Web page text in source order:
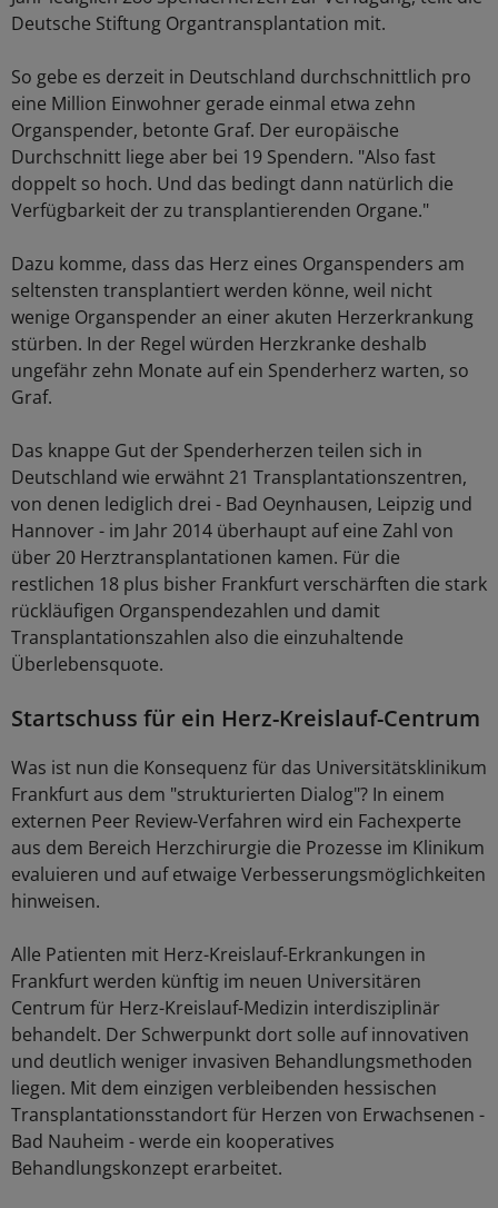
Deutsche Stiftung Organtransplantation mit.
So gebe es derzeit in Deutschland durchschnittlich pro
eine Million Einwohner gerade einmal etwa zehn
Organspender, betonte Graf. Der europäische
Durchschnitt liege aber bei 19 Spendern. "Also fast
doppelt so hoch. Und das bedingt dann natürlich die
Verfügbarkeit der zu transplantierenden Organe."
Dazu komme, dass das Herz eines Organspenders am
seltensten transplantiert werden könne, weil nicht
wenige Organspender an einer akuten Herzerkrankung
stürben. In der Regel würden Herzkranke deshalb
ungefähr zehn Monate auf ein Spenderherz warten, so
Graf.
Das knappe Gut der Spenderherzen teilen sich in
Deutschland wie erwähnt 21 Transplantationszentren,
von denen lediglich drei - Bad Oeynhausen, Leipzig und
Hannover - im Jahr 2014 überhaupt auf eine Zahl von
über 20 Herztransplantationen kamen. Für die
restlichen 18 plus bisher Frankfurt verschärften die stark
rückläufigen Organspendezahlen und damit
Transplantationszahlen also die einzuhaltende
Überlebensquote.
Startschuss für ein Herz-Kreislauf-Centrum
Was ist nun die Konsequenz für das Universitätsklinikum
Frankfurt aus dem "strukturierten Dialog"? In einem
externen Peer Review-Verfahren wird ein Fachexperte
aus dem Bereich Herzchirurgie die Prozesse im Klinikum
evaluieren und auf etwaige Verbesserungsmöglichkeiten
hinweisen.
Alle Patienten mit Herz-Kreislauf-Erkrankungen in
Frankfurt werden künftig im neuen Universitären
Centrum für Herz-Kreislauf-Medizin interdisziplinär
behandelt. Der Schwerpunkt dort solle auf innovativen
und deutlich weniger invasiven Behandlungsmethoden
liegen. Mit dem einzigen verbleibenden hessischen
Transplantationsstandort für Herzen von Erwachsenen -
Bad Nauheim - werde ein kooperatives
Behandlungskonzept erarbeitet.